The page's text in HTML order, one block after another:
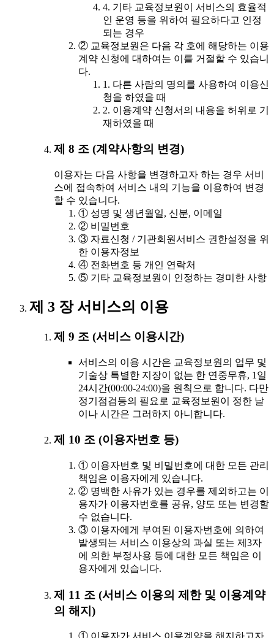
4. 기타 교육정보원이 서비스의 효율적
인 운영 등을 위하여 필요하다고 인정
되는 경우
② 교육정보원은 다음 각 호에 해당하는 이용
계약 신청에 대하여는 이를 거절할 수 있습니
다.
1. 다른 사람의 명의를 사용하여 이용신
청을 하였을 때
2. 이용계약 신청서의 내용을 허위로 기
재하였을 때
제 8 조 (계약사항의 변경)
이용자는 다음 사항을 변경하고자 하는 경우 서비
스에 접속하여 서비스 내의 기능을 이용하여 변경
할 수 있습니다.
① 성명 및 생년월일, 신분, 이메일
② 비밀번호
③ 자료신청 / 기관회원서비스 권한설정을 위
한 이용자정보
④ 전화번호 등 개인 연락처
⑤ 기타 교육정보원이 인정하는 경미한 사항
제 3 장 서비스의 이용
제 9 조 (서비스 이용시간)
서비스의 이용 시간은 교육정보원의 업무 및
기술상 특별한 지장이 없는 한 연중무휴, 1일
24시간(00:00-24:00)을 원칙으로 합니다. 다만
정기점검등의 필요로 교육정보원이 정한 날
이나 시간은 그러하지 아니합니다.
제 10 조 (이용자번호 등)
① 이용자번호 및 비밀번호에 대한 모든 관리
책임은 이용자에게 있습니다.
② 명백한 사유가 있는 경우를 제외하고는 이
용자가 이용자번호를 공유, 양도 또는 변경할
수 없습니다.
③ 이용자에게 부여된 이용자번호에 의하여
발생되는 서비스 이용상의 과실 또는 제3자
에 의한 부정사용 등에 대한 모든 책임은 이
용자에게 있습니다.
제 11 조 (서비스 이용의 제한 및 이용계약
의 해지)